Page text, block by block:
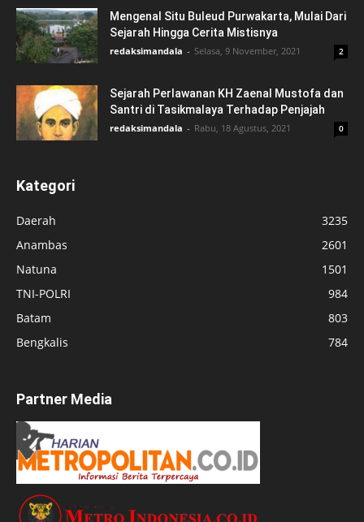
Mengenal Situ Buleud Purwakarta, Mulai Dari
Sejarah Hingga Cerita Mistisnya
redaksimandala - Selasa, 9 November, 2021 2
Sejarah Perlawanan KH Zaenal Mustofa dan
Santri di Tasikmalaya Terhadap Penjajah
redaksimandala - Rabu, 18 Agustus, 2021 0
Kategori
Daerah
3235
Anambas
2601
Natuna
1501
TNI-POLRI
984
Batam
803
Bengkalis
784
Partner Media